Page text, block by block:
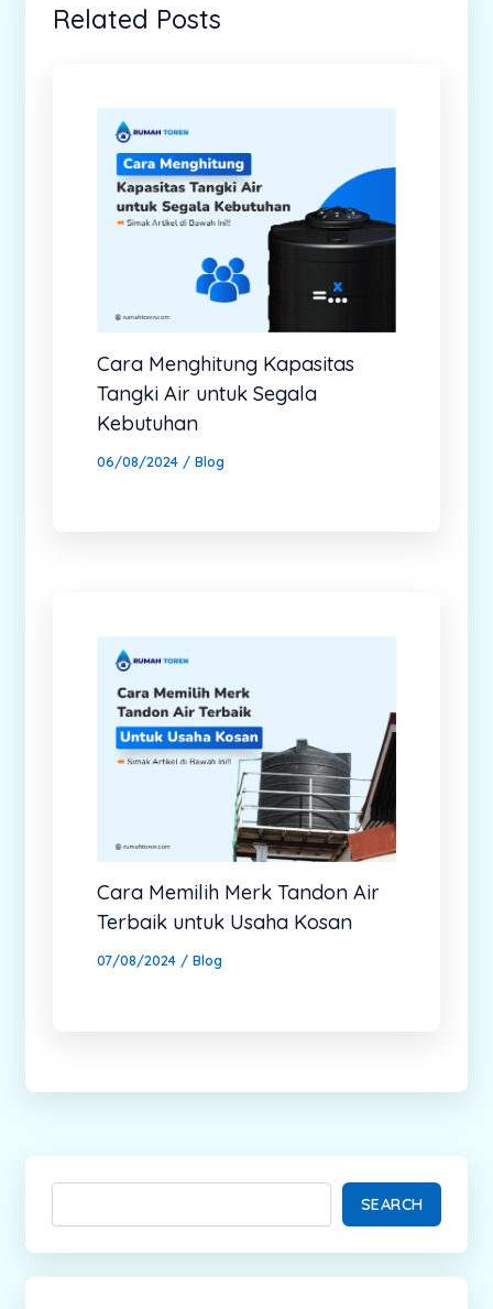
Related Posts
Cara Menghitung Kapasitas
Tangki Air untuk Segala
Kebutuhan
06/08/2024 / Blog
Cara Memilih Merk Tandon Air
Terbaik untuk Usaha Kosan
07/08/2024 / Blog
SEARCH